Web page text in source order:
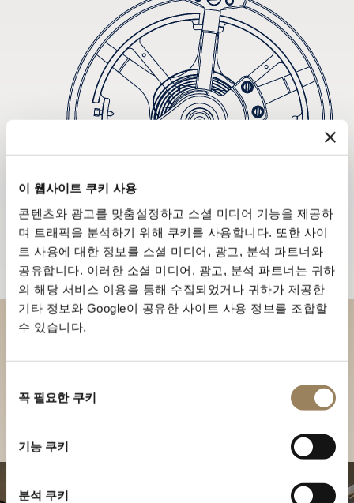
이 웹사이트 쿠키 사용
콘텐츠와 광고를 맞춤설정하고 소셜 미디어 기능을 제공하
며 트래픽을 분석하기 위해 쿠키를 사용합니다. 또한 사이
트 사용에 대한 정보를 소셜 미디어, 광고, 분석 파트너와
공유합니다. 이러한 소셜 미디어, 광고, 분석 파트너는 귀하
의 해당 서비스 이용을 통해 수집되었거나 귀하가 제공한
기타 정보와 Google이 공유한 사이트 사용 정보를 조합할
수 있습니다.
꼭 필요한 쿠키
기능 쿠키
분석 쿠키